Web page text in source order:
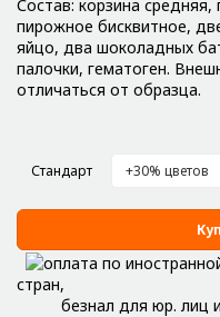
Состав: корзина
пирожное бисквитное,
яйцо, два шоколадных
палочки, гематоген.
отличаться от образца.
Стандарт +30% цветов
стран,
безнал для юр. лиц и